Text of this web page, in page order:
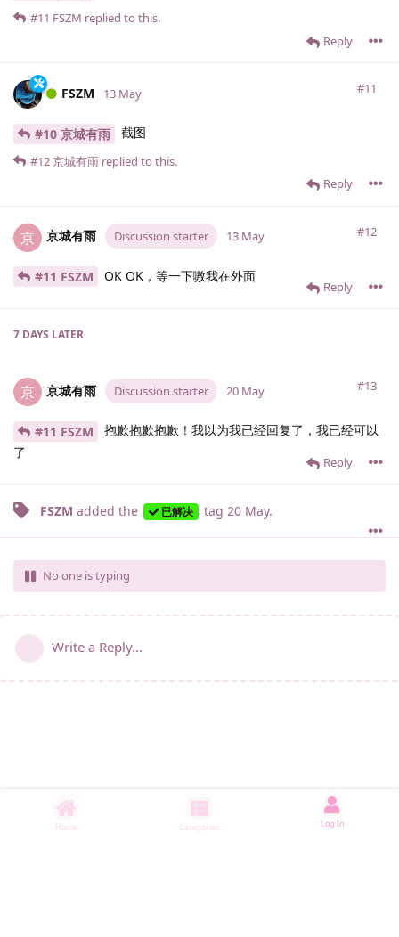
Reply
#11 FSZM replied to this.
FSZM #11
13 May
#10 京城有雨 截图
Reply
#12京城有雨 replied to this.
京 京城有雨 Discussion starter #12
13 May
#11 FSZM OK OK，等一下嗷我在外面
Reply
7 DAYS LATER
京 京城有雨 Discussion starter #13
20 May
#11 FSZM
抱歉抱歉抱歉！我以为我已经回复了，我已经可以
了
Reply
FSZM added the 已解决 tag 20 May.
No one is typing
Write a Reply...
Home Categories Log In